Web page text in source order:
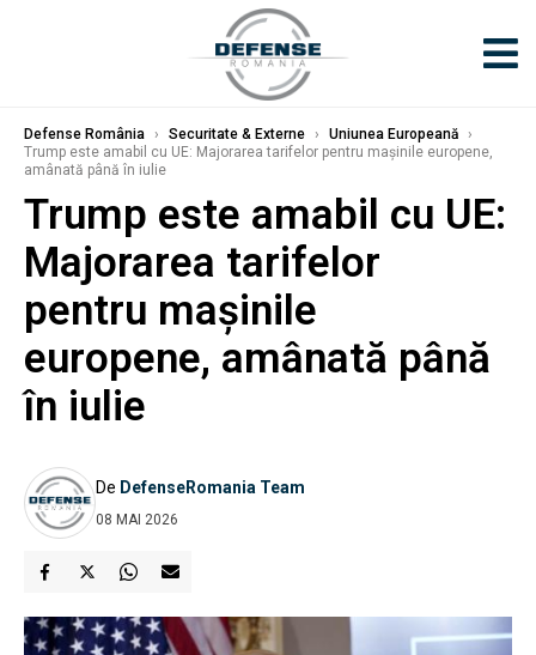
Defense România › Securitate & Externe › Uniunea Europeană ›
Trump este amabil cu UE: Majorarea tarifelor pentru mașinile europene,
amânată până în iulie
Trump este amabil cu UE:
Majorarea tarifelor
pentru mașinile
europene, amânată până
în iulie
De DefenseRomania Team
08 MAI 2026